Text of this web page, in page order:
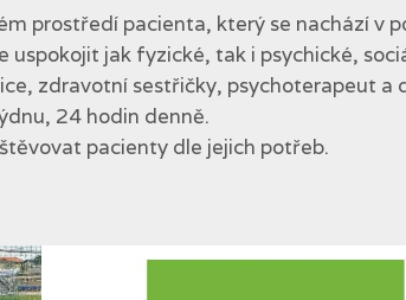
prostředí pacienta, který se nachází v
uspokojit jak fyzické, tak i psychické,
zdravotní sestřičky, psychoterapeut a
24 hodin denně.
pacienty dle jejich potřeb.